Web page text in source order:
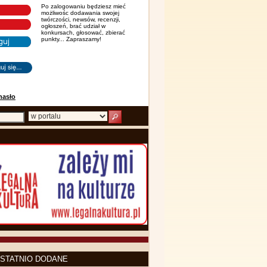
Po zalogowaniu będziesz mieć
możliwośc dodawania swojej
twórczości, newsów, recenzji,
ogłoszeń, brać udział w
konkursach, głosować, zbierać
punkty... Zapraszamy!
DODANE